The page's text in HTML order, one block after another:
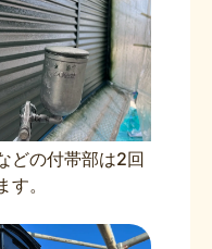
どの付帯部は2回
す。